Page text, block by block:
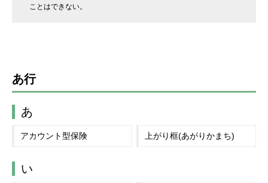
ことはできない。
あ行
あ
アカウント型保険 上がり框(あがりかまち)
い